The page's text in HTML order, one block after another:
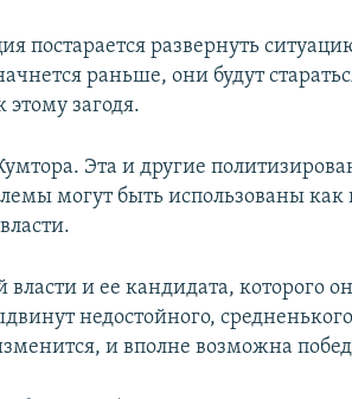
постарается развернуть
раньше, они будут
этому загодя.
Эта и другие
могут быть использованы как
власти и ее кандидата, которого
недостойного,
и вполне возможна